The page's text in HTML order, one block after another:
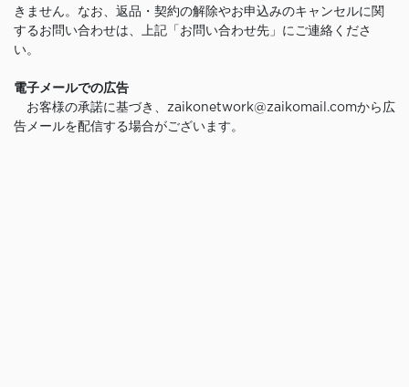
きません。なお、返品・契約の解除やお申込みのキャンセルに関
するお問い合わせは、上記「お問い合わせ先」にご連絡くださ
い。
電子メールでの広告
お客様の承諾に基づき、zaikonetwork@zaikomail.comから広
告メールを配信する場合がございます。